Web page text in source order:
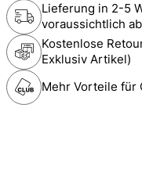
Lieferung in 2-5
voraussichtlich ab
Kostenlose
Exklusiv Artikel)
Mehr Vorteile für